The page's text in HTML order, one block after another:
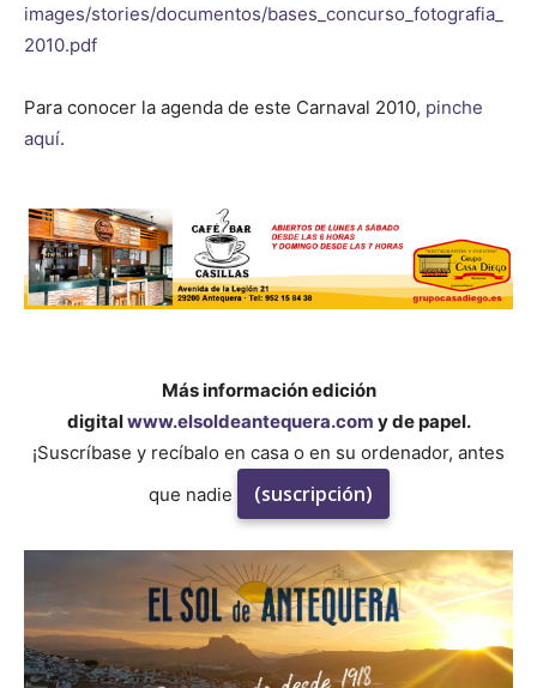
images/stories/documentos/bases_concurso_fotografia_
2010.pdf
Para conocer la agenda de este Carnaval 2010, pinche
aquí.
Más información edición
digitalwww.elsoldeantequera.com y de papel.
¡Suscríbase y recíbalo en casa o en su ordenador, antes
que nadie
(suscripción)